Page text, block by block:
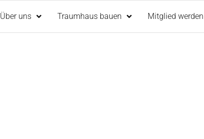
Über uns Traumhaus bauen Mitglied werden